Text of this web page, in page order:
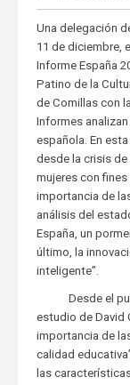
Una delegación
11 de diciembre,
Informe España
Patino de la
de Comillas con
Informes
española. En
desde la crisis
mujeres con
importancia de
análisis del
España, un
último, la
inteligente”.
Desde el
estudio de David
importancia de
calidad
las